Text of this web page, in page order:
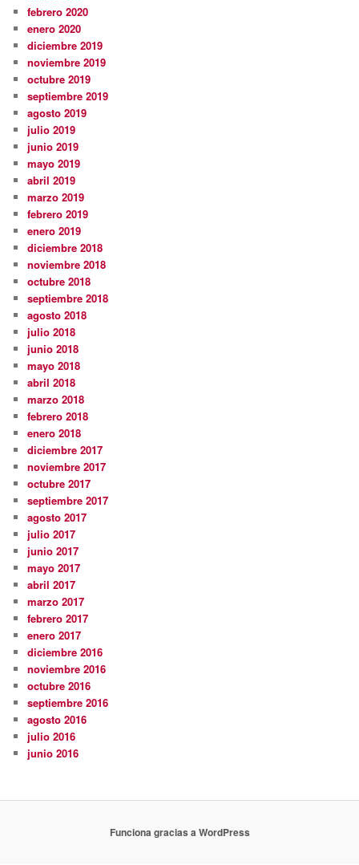
febrero 2020
enero 2020
diciembre 2019
noviembre 2019
octubre 2019
septiembre 2019
agosto 2019
julio 2019
junio 2019
mayo 2019
abril 2019
marzo 2019
febrero 2019
enero 2019
diciembre 2018
noviembre 2018
octubre 2018
septiembre 2018
agosto 2018
julio 2018
junio 2018
mayo 2018
abril 2018
marzo 2018
febrero 2018
enero 2018
diciembre 2017
noviembre 2017
octubre 2017
septiembre 2017
agosto 2017
julio 2017
junio 2017
mayo 2017
abril 2017
marzo 2017
febrero 2017
enero 2017
diciembre 2016
noviembre 2016
octubre 2016
septiembre 2016
agosto 2016
julio 2016
junio 2016
Funciona gracias a WordPress